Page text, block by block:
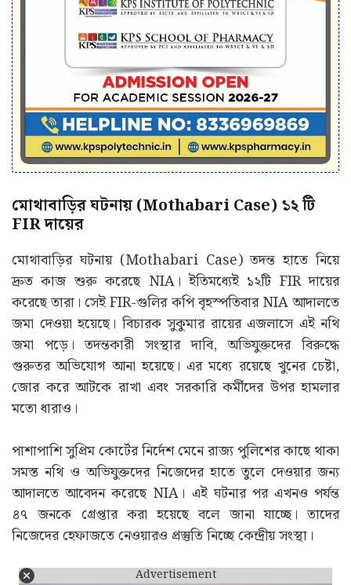
মোথাবাড়ির ঘটনায় (Mothabari Case) ১২ টি
FIR দায়ের
মোথাবাড়ির ঘটনায় (Mothabari Case) তদন্ত হাতে নিয়ে
দ্রুত কাজ শুরু করেছে NIA। ইতিমধ্যেই ১২টি FIR দায়ের
করেছে তারা। সেই FIR-গুলির কপি বৃহস্পতিবার NIA আদালতে
জমা দেওয়া হয়েছে। বিচারক সুকুমার রায়ের এজলাসে এই নথি
জমা পড়ে। তদন্তকারী সংস্থার দাবি, অভিযুক্তদের বিরুদ্ধে
গুরুতর অভিযোগ আনা হয়েছে। এর মধ্যে রয়েছে খুনের চেষ্টা,
জোর করে আটকে রাখা এবং সরকারি কর্মীদের উপর হামলার
মতো ধারাও।
পাশাপাশি সুপ্রিম কোর্টের নির্দেশ মেনে রাজ্য পুলিশের কাছে থাকা
সমস্ত নথি ও অভিযুক্তদের নিজেদের হাতে তুলে দেওয়ার জন্য
আদালতে আবেদন করেছে NIA। এই ঘটনার পর এখনও পর্যন্ত
৪৭ জনকে গ্রেপ্তার করা হয়েছে বলে জানা যাচ্ছে। তাদের
নিজেদের হেফাজতে নেওয়ারও প্রস্তুতি নিচ্ছে কেন্দ্রীয় সংস্থা।
Advertisement